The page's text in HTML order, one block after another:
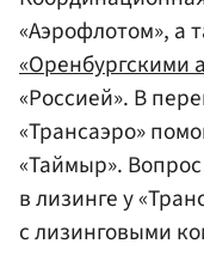
«Аэрофлотом», а
«Оренбургскими
«Россией». В
«Трансаэро»
«Таймыр».
в лизинге у
с лизинговыми